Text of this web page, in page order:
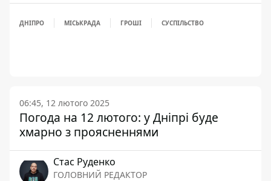
ДНІПРО МІСЬКРАДА ГРОШІ СУСПІЛЬСТВО
06:45, 12 лютого 2025
Погода на 12 лютого: у Дніпрі буде
хмарно з проясненнями
Стас Руденко
ГОЛОВНИЙ РЕДАКТОР